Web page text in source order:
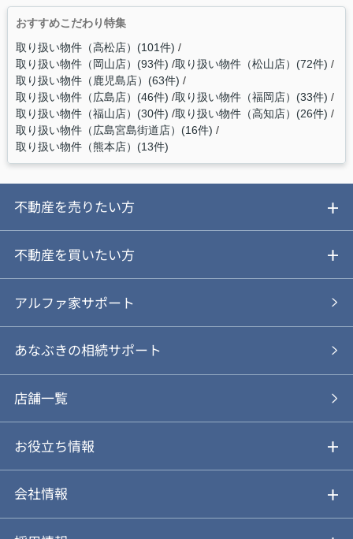
おすすめこだわり特集
取り扱い物件（高松店）(101件)
取り扱い物件（岡山店）(93件) 取り扱い物件（松山店）(72件)
取り扱い物件（鹿児島店）(63件)
取り扱い物件（広島店）(46件) 取り扱い物件（福岡店）(33件)
取り扱い物件（福山店）(30件) 取り扱い物件（高知店）(26件)
取り扱い物件（広島宮島街道店）(16件)
取り扱い物件（熊本店）(13件)
不動産を売りたい方
ご売却ガイド
ご売却の流れ
あなぶきの仲介
あなぶきの買取
仲介と買取のメリット・デメリット
動画やパンフレットで見る
不動産を買いたい方
ご購入ガイド
物件を探す
購入の流れ
購入前も後も安心サポート
お気に入り
アルファ家サポート
あなぶきの相続サポート
店舗一覧
お役立ち情報
不動産Q&A
会社情報